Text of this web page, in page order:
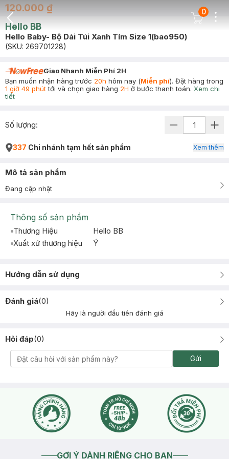
Back Icon
Cart Icon
0
120.000 ₫
Hello BB
Hello Baby- Bộ Dài Túi Xanh Tím Size 1(bao950)
(SKU: 269701228)
Giao Nhanh Miễn Phí 2H
Bạn muốn nhận hàng trước 20h hôm nay (Miễn phí). Đặt hàng trong
1 giờ 49 phúttới và chọn giao hàng 2H ở bước thanh toán. Xem chi
tiết
Số lượng:
337 Chi nhánh tạm hết sản phẩm Xem thêm
Mô tả sản phẩm
Đang cập nhật
Thông số sản phẩm
Thương Hiệu
Hello BB
Xuất xứ thương hiệu
Ý
Hướng dẫn sử dụng
Đánh giá(0)
Hãy là người đầu tiên đánh giá
Hỏi đáp(0)
Gửi
GỢI Ý DÀNH RIÊNG CHO BẠN